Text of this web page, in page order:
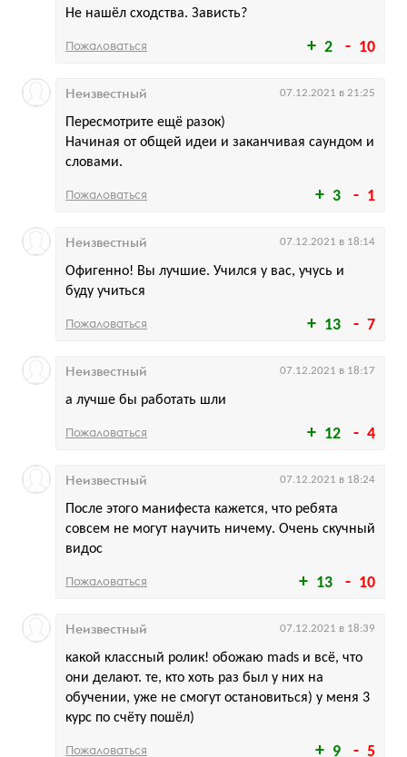
2 10
Не нашёл сходства. Зависть?
Пожаловаться
3 1
Пересмотрите ещё разок)
Начиная от общей идеи и заканчивая саундом и
словами.
Неизвестный 07.12.2021 в 21:25
Пожаловаться
13 7
Офигенно! Вы лучшие. Учился у вас, учусь и
буду учиться
Неизвестный 07.12.2021 в 18:14
Пожаловаться
12 4
а лучше бы работать шли
Неизвестный 07.12.2021 в 18:17
Пожаловаться
13 10
После этого манифеста кажется, что ребята
совсем не могут научить ничему. Очень скучный
видос
Неизвестный 07.12.2021 в 18:24
Пожаловаться
9 5
какой классный ролик! обожаю mads и всё, что
они делают. те, кто хоть раз был у них на
обучении, уже не смогут остановиться) у меня 3
курс по счёту пошёл)
Неизвестный 07.12.2021 в 18:39
Пожаловаться